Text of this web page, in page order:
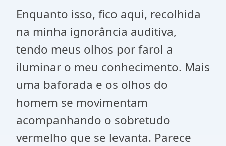
Enquanto isso, fico aqui, recolhida
na minha ignorância auditiva,
tendo meus olhos por farol a
iluminar o meu conhecimento. Mais
uma baforada e os olhos do
homem se movimentam
acompanhando o sobretudo
vermelho que se levanta. Parece